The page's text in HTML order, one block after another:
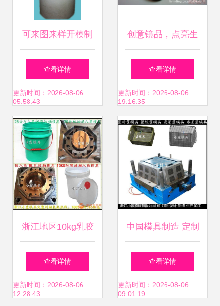
可来图来样开模制
造多款一次成型吹
塑产品 台州市黄岩
松本塑料模具厂的
专业化妆品包装解
决方案
查看详情
更新时间：2026-08-06
05:58:43
创意镜品，点亮生
活 超佰业厂家直销
多功能镜子系列
查看详情
更新时间：2026-08-06
19:16:35
浙江地区10kg乳胶
漆桶塑料模具优质
生产厂家推荐
查看详情
更新时间：2026-08-06
12:28:43
中国模具制造 定制
啤酒框塑胶模具与
塑料筐子模具的专
查看详情
更新时间：2026-08-06
09:01:19